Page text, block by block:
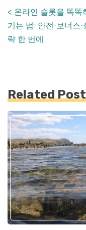
Posts
navigation
< 온라인 슬롯을 똑똑
기는 법: 안전·보너스·
략 한 번에
Related